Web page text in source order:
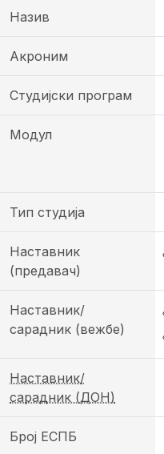
Назив
Акроним
Студијски програм
Модул
Тип студија
Наставник
(предавач)
Наставник/
сарадник (вежбе)
Наставник/
сарадник (ДОН)
Број ЕСПБ